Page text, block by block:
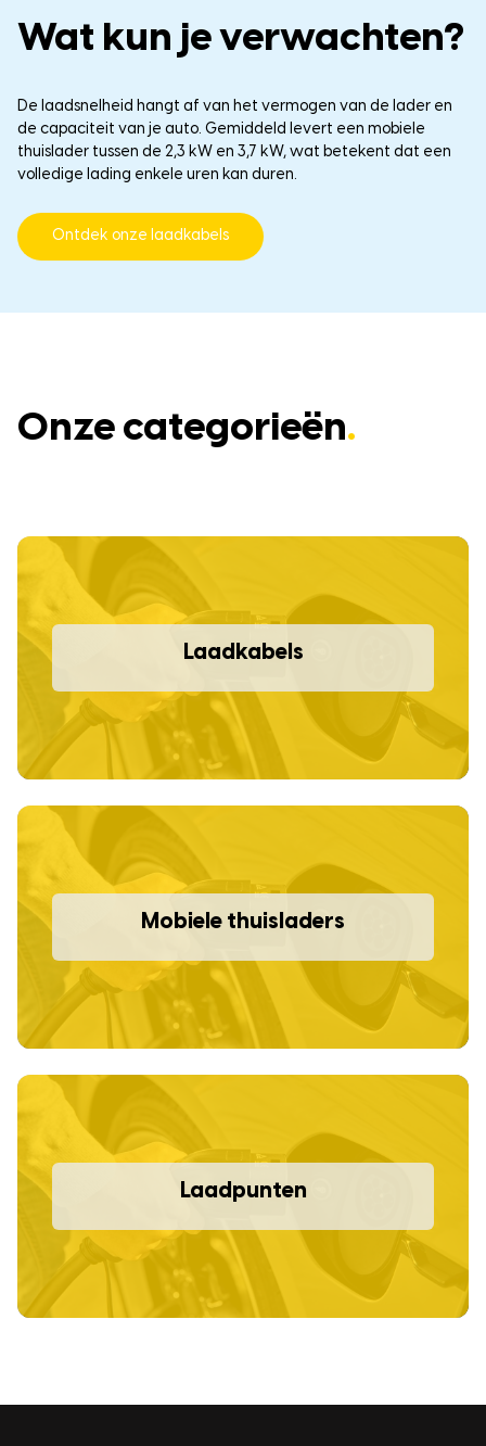
Wat kun je verwachten?
De laadsnelheid hangt af van het vermogen van de lader en
de capaciteit van je auto. Gemiddeld levert een mobiele
thuislader tussen de 2,3 kW en 3,7 kW, wat betekent dat een
volledige lading enkele uren kan duren.
Ontdek onze laadkabels
Onze categorieën.
Laadkabels
Mobiele thuisladers
Laadpunten